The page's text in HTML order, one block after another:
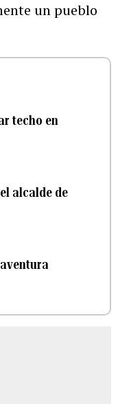
un pueblo
techo en
alcalde de